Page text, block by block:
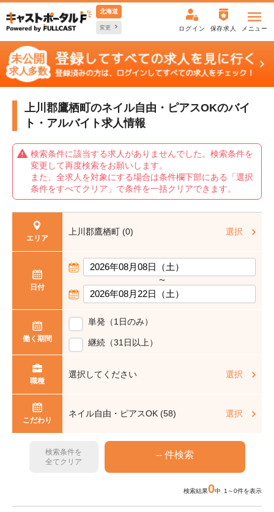
北海道
変更 ログイン 保存求人 メニュー
上川郡鷹栖町のネイル自由・ピアスOKのバイ
ト・アルバイト求人情報
検索条件に該当する求人がありませんでした。検索条件を
変更して再度検索をお願いします。
また、全求人を対象にする場合は条件欄下部にある「選択
条件をすべてクリア」で条件を一括クリアできます。
エリア
上川郡鷹栖町 (0) 選択
日付
〜
働く期間
単発（1日のみ）
継続（31日以上）
職種
選択してください 選択
こだわり
ネイル自由・ピアスOK (58) 選択
検索条件を
全てクリア
検索結果0中 1～0件を表示